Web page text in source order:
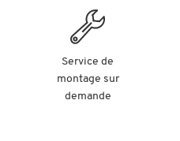
Service de
montage sur
demande